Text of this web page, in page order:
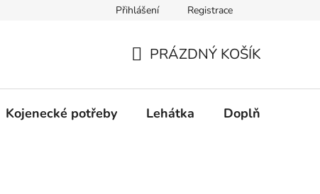
řešení spotřebitelských sporů. Prohlášení o použití cookies
Přihlášení Registrace
KOŠÍK
PRÁZDNÝ KOŠÍK
Kojenecké potřeby Lehátka Doplňky